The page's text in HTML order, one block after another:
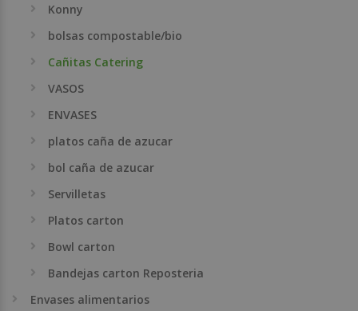
Konny
bolsas compostable/bio
Cañitas Catering
VASOS
ENVASES
platos caña de azucar
bol caña de azucar
Servilletas
Platos carton
Bowl carton
Bandejas carton Reposteria
Envases alimentarios